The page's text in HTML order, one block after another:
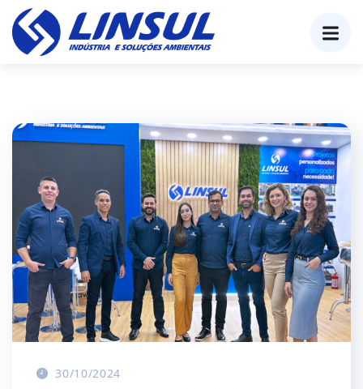
conteúdo
30/10/2024